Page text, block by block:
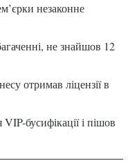
незаконне
не знайшов 12
отримав ліцензії в
бусифікації і пішов